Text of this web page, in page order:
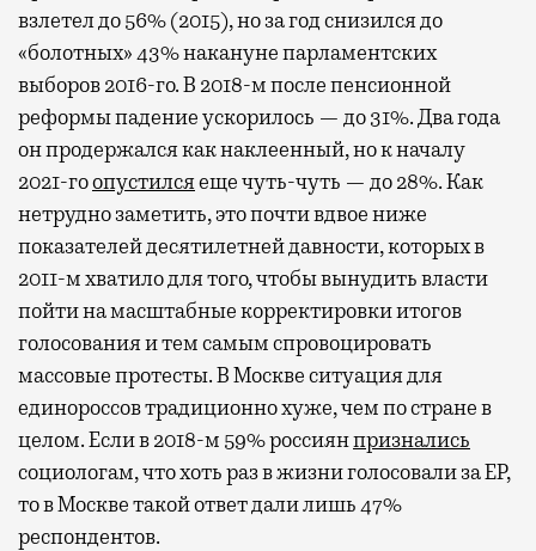
взлетел до 56% (2015), но за год снизился до
«болотных» 43% накануне парламентских
выборов 2016-го. В 2018-м после пенсионной
реформы падение ускорилось — до 31%. Два года
он продержался как наклеенный, но к началу
2021-гоопустилсяеще чуть-чуть — до 28%. Как
нетрудно заметить, это почти вдвое ниже
показателей десятилетней давности, которых в
2011-м хватило для того, чтобы вынудить власти
пойти на масштабные корректировки итогов
голосования и тем самым спровоцировать
массовые протесты. В Москве ситуация для
единороссов традиционно хуже, чем по стране в
целом. Если в 2018-м 59% россиянпризнались
социологам, что хоть раз в жизни голосовали за ЕР,
то в Москве такой ответ дали лишь 47%
респондентов.